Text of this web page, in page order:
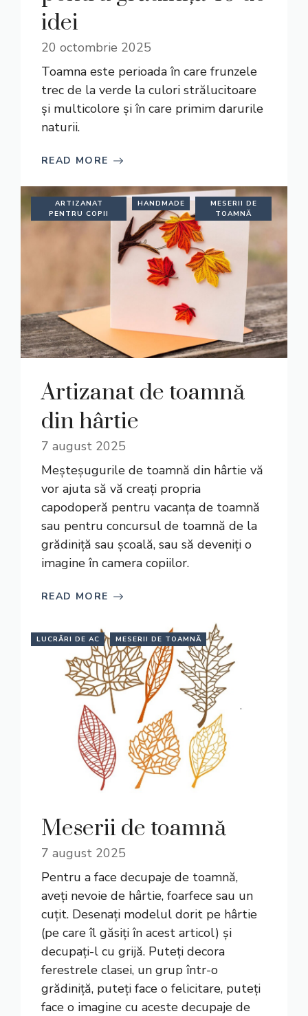
idei
20 octombrie 2025
Toamna este perioada în care frunzele
trec de la verde la culori strălucitoare
și multicolore și în care primim darurile
naturii.
READ MORE
ARTIZANAT
PENTRU COPII
HANDMADE
MESERII DE
TOAMNĂ
Artizanat de toamnă
din hârtie
7 august 2025
Meșteșugurile de toamnă din hârtie vă
vor ajuta să vă creați propria
capodoperă pentru vacanța de toamnă
sau pentru concursul de toamnă de la
grădiniță sau școală, sau să deveniți o
imagine în camera copiilor.
READ MORE
LUCRĂRI DE AC MESERII DE TOAMNĂ
Meserii de toamnă
7 august 2025
Pentru a face decupaje de toamnă,
aveți nevoie de hârtie, foarfece sau un
cuțit. Desenați modelul dorit pe hârtie
(pe care îl găsiți în acest articol) și
decupați-l cu grijă. Puteți decora
ferestrele clasei, un grup într-o
grădiniță, puteți face o felicitare, puteți
face o imagine cu aceste decupaje de